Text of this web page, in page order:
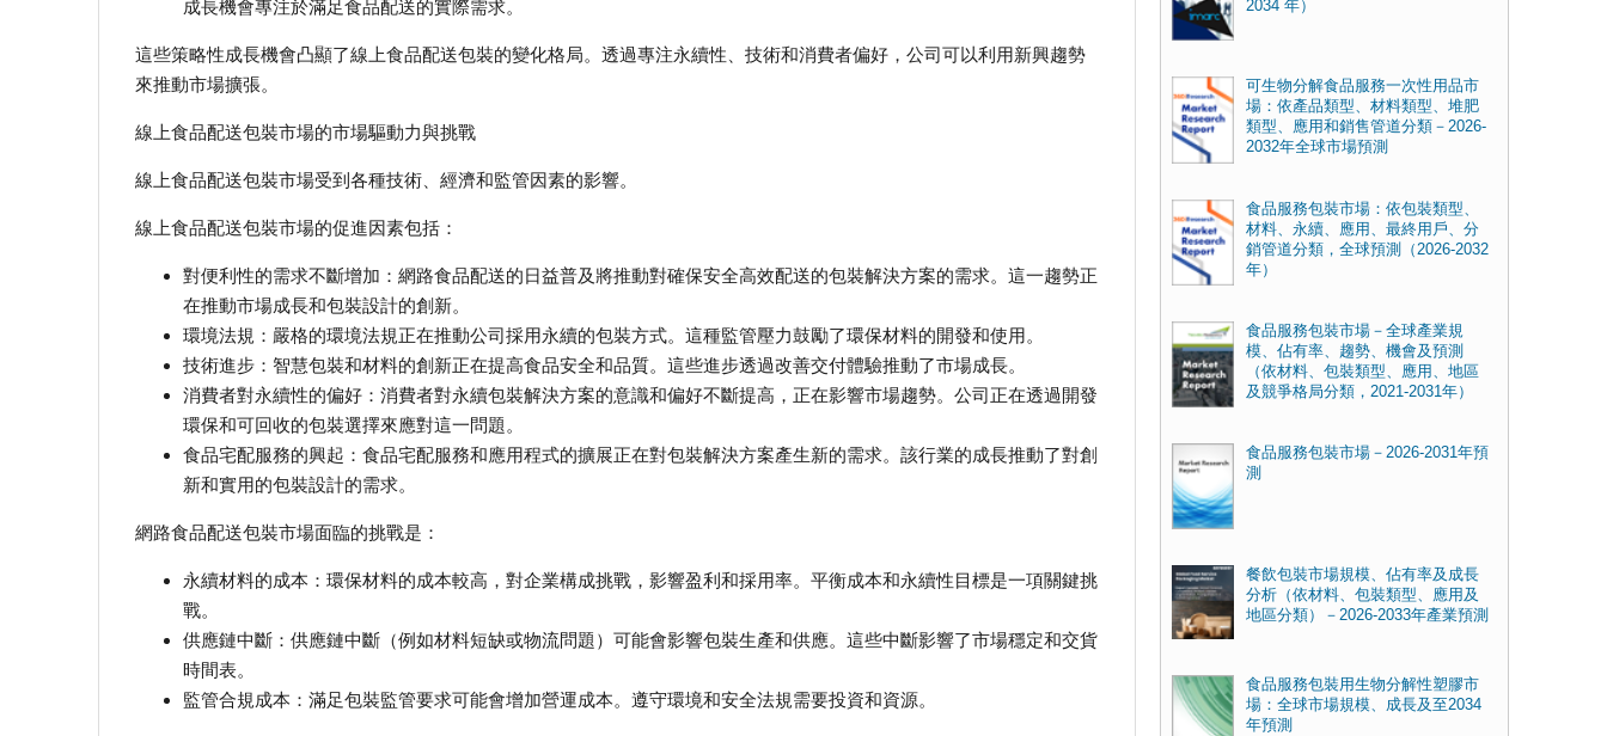
成長機會專注於滿足食品配送的實際需求。
這些策略性成長機會凸顯了線上食品配送包裝的變化格局。透過專注永續性、技術和消費者偏好，公司可以利用新興趨勢
來推動市場擴張。
線上食品配送包裝市場的市場驅動力與挑戰
線上食品配送包裝市場受到各種技術、經濟和監管因素的影響。
線上食品配送包裝市場的促進因素包括：
對便利性的需求不斷增加：網路食品配送的日益普及將推動對確保安全高效配送的包裝解決方案的需求。這一趨勢正
在推動市場成長和包裝設計的創新。
環境法規：嚴格的環境法規正在推動公司採用永續的包裝方式。這種監管壓力鼓勵了環保材料的開發和使用。
技術進步：智慧包裝和材料的創新正在提高食品安全和品質。這些進步透過改善交付體驗推動了市場成長。
消費者對永續性的偏好：消費者對永續包裝解決方案的意識和偏好不斷提高，正在影響市場趨勢。公司正在透過開發
環保和可回收的包裝選擇來應對這一問題。
食品宅配服務的興起：食品宅配服務和應用程式的擴展正在對包裝解決方案產生新的需求。該行業的成長推動了對創
新和實用的包裝設計的需求。
網路食品配送包裝市場面臨的挑戰是：
永續材料的成本：環保材料的成本較高，對企業構成挑戰，影響盈利和採用率。平衡成本和永續性目標是一項關鍵挑
戰。
供應鏈中斷：供應鏈中斷（例如材料短缺或物流問題）可能會影響包裝生產和供應。這些中斷影響了市場穩定和交貨
時間表。
監管合規成本：滿足包裝監管要求可能會增加營運成本。遵守環境和安全法規需要投資和資源。
2034 年）
可生物分解食品服務一次性用品市
場：依產品類型、材料類型、堆肥
類型、應用和銷售管道分類－2026-
2032年全球市場預測
食品服務包裝市場：依包裝類型、
材料、永續、應用、最終用戶、分
銷管道分類，全球預測（2026-2032
年）
食品服務包裝市場－全球產業規
模、佔有率、趨勢、機會及預測
（依材料、包裝類型、應用、地區
及競爭格局分類，2021-2031年）
食品服務包裝市場－2026-2031年預
測
餐飲包裝市場規模、佔有率及成長
分析（依材料、包裝類型、應用及
地區分類）－2026-2033年產業預測
食品服務包裝用生物分解性塑膠市
場：全球市場規模、成長及至2034
年預測